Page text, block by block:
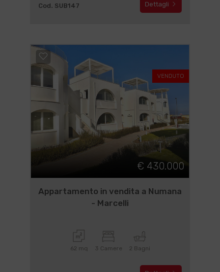
Cod. SUB147 Dettagli
VENDUTO
€ 430.000
Appartamento in vendita a Numana
- Marcelli
62 mq 3 Camere 2 Bagni